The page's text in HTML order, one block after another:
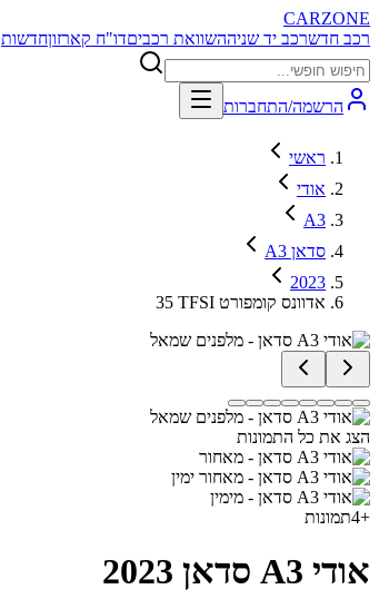
CARZONE
רכב חדשרכב יד שניההשוואת רכביםדו"ח קארזוןחדשות
הרשמה/התחברות
ראשי
אודי
A3
A3 סדאן
2023
35 TFSI אדוונס קומפורט
הצג את כל התמונות
+
4תמונות
אודי A3 סדאן 2023